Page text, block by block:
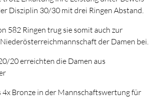
Disziplin 30/30 mit drei Ringen Abstand.
582 Ringen trug sie somit auch zur
der Damen bei.
20 erreichten die Damen aus
4x Bronze in der Mannschaftswertung für